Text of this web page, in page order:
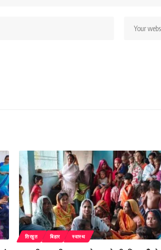
तिरहुत बिहार स्वास्थ